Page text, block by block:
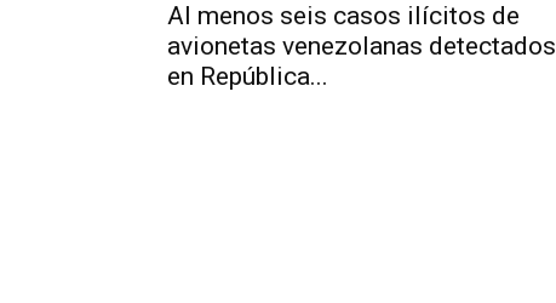
Al menos seis casos ilícitos de
avionetas venezolanas detectados
en República...